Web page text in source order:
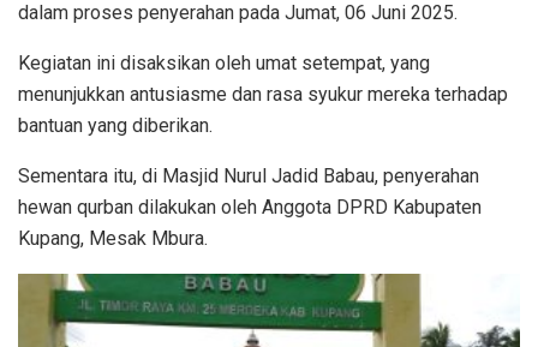
dalam proses penyerahan pada Jumat, 06 Juni 2025.
Kegiatan ini disaksikan oleh umat setempat, yang
menunjukkan antusiasme dan rasa syukur mereka terhadap
bantuan yang diberikan.
Sementara itu, di Masjid Nurul Jadid Babau, penyerahan
hewan qurban dilakukan oleh Anggota DPRD Kabupaten
Kupang, Mesak Mbura.